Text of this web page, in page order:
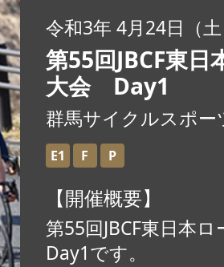
令和3年 4月24日（土
第55回JBCF東
大会 Day1
群馬サイクルスポー
E1 F P
【開催概要】
第55回JBCF東日本
Day1です。